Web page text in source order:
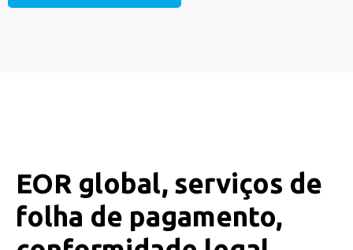
EOR global, serviços de
folha de pagamento,